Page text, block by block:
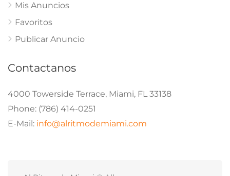
Mis Anuncios
Favoritos
Publicar Anuncio
Contactanos
4000 Towerside Terrace, Miami, FL 33138
Phone: (786) 414-0251
E-Mail: info@alritmodemiami.com